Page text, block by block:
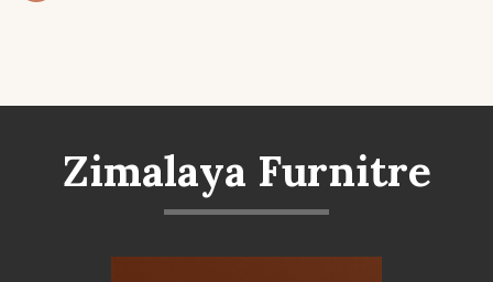
Zimalaya Furnitre